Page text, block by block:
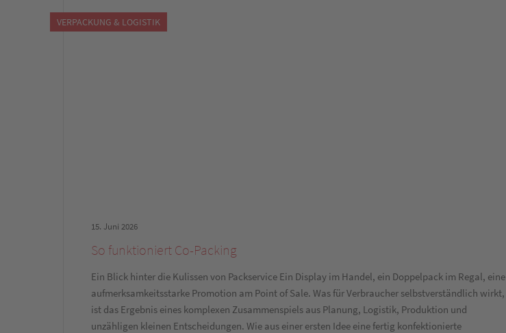
VERPACKUNG & LOGISTIK
15. Juni 2026
So funktioniert Co-Packing
Ein Blick hinter die Kulissen von Packservice Ein Display im Handel, ein Doppelpack im Regal, eine
aufmerksamkeitsstarke Promotion am Point of Sale. Was für Verbraucher selbstverständlich wirkt,
ist das Ergebnis eines komplexen Zusammenspiels aus Planung, Logistik, Produktion und
unzähligen kleinen Entscheidungen. Wie aus einer ersten Idee eine fertig konfektionierte